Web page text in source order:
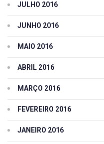
JULHO 2016
JUNHO 2016
MAIO 2016
ABRIL 2016
MARÇO 2016
FEVEREIRO 2016
JANEIRO 2016